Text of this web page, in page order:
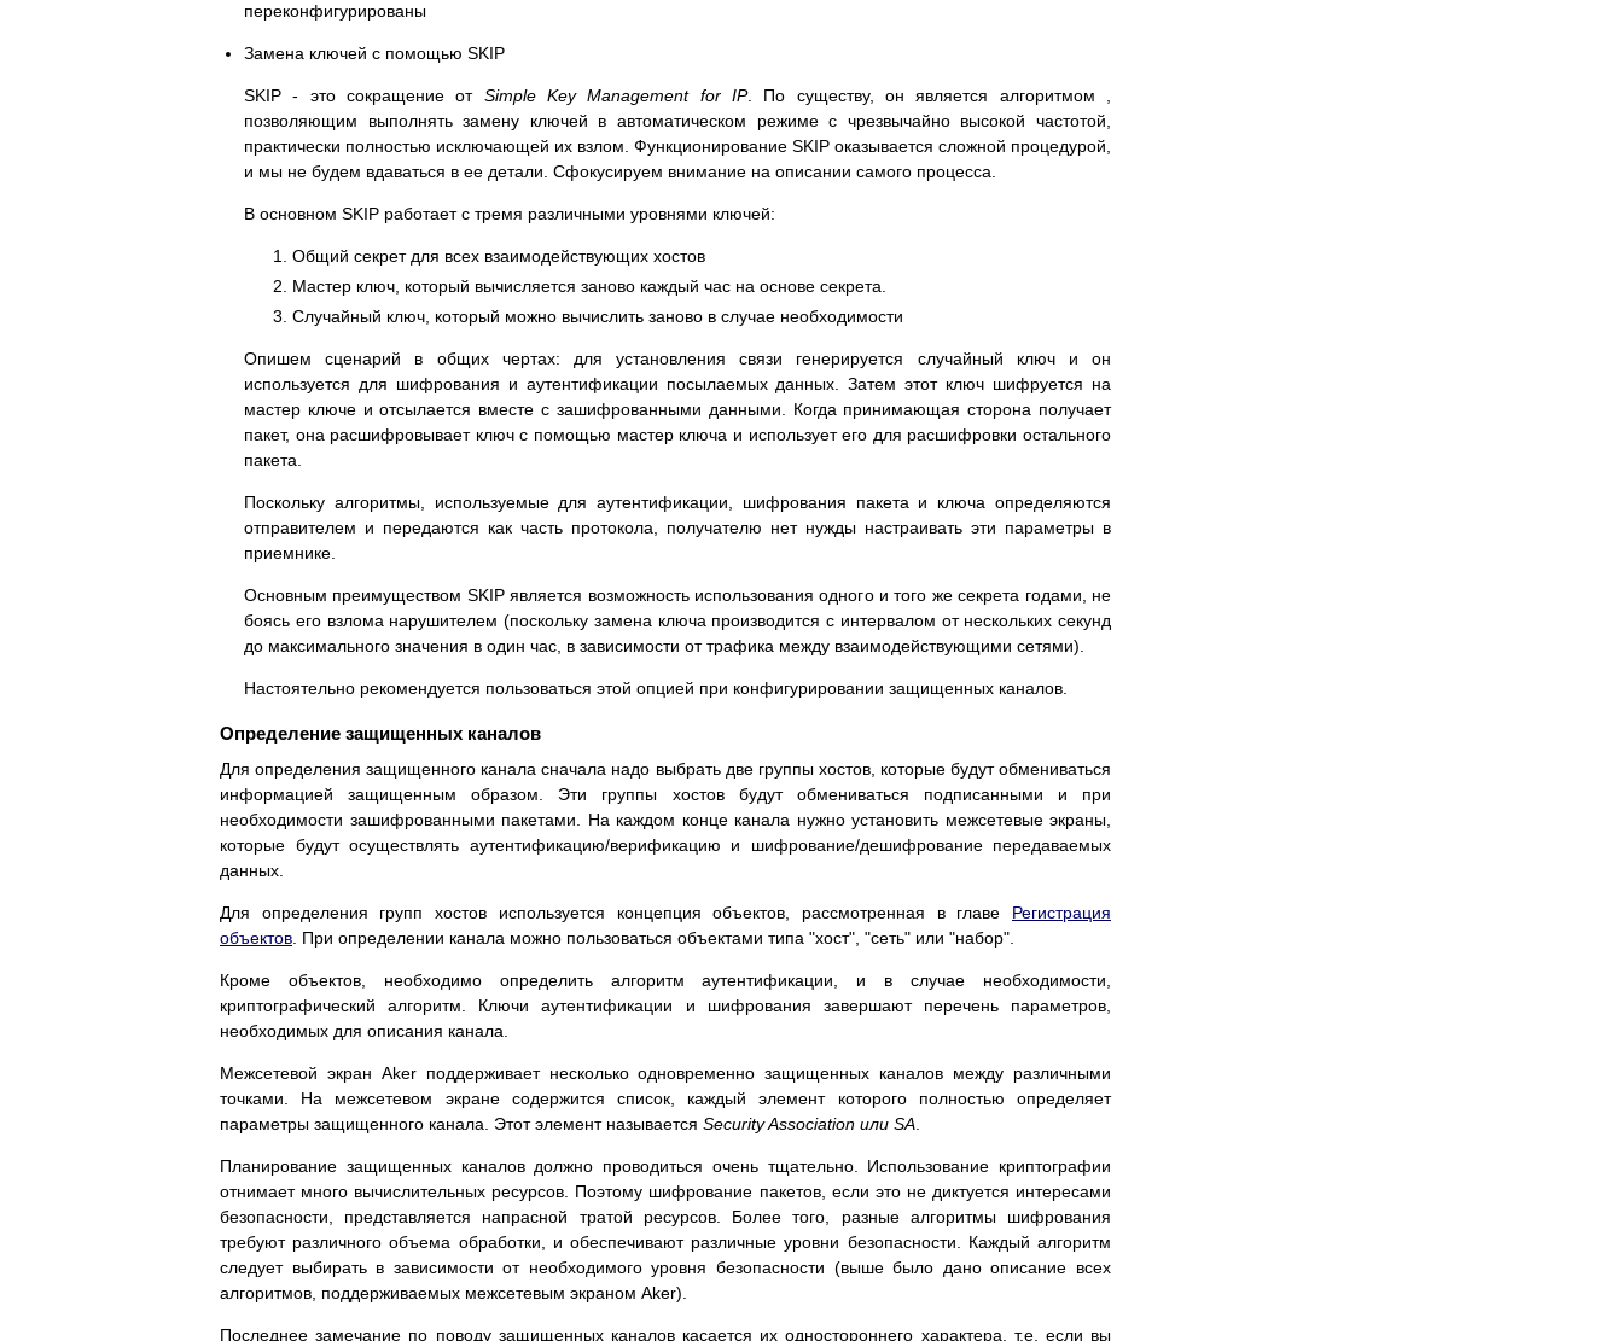
переконфигурированы
Замена ключей с помощью SKIP
SKIP - это сокращение от Simple Key Management for IP. По существу, он является алгоритмом ,
позволяющим выполнять замену ключей в автоматическом режиме с чрезвычайно высокой частотой,
практически полностью исключающей их взлом. Функционирование SKIP оказывается сложной процедурой,
и мы не будем вдаваться в ее детали. Сфокусируем внимание на описании самого процесса.
В основном SKIP работает с тремя различными уровнями ключей:
Общий секрет для всех взаимодействующих хостов
Мастер ключ, который вычисляется заново каждый час на основе секрета.
Случайный ключ, который можно вычислить заново в случае необходимости
Опишем сценарий в общих чертах: для установления связи генерируется случайный ключ и он
используется для шифрования и аутентификации посылаемых данных. Затем этот ключ шифруется на
мастер ключе и отсылается вместе с зашифрованными данными. Когда принимающая сторона получает
пакет, она расшифровывает ключ с помощью мастер ключа и использует его для расшифровки остального
пакета.
Поскольку алгоритмы, используемые для аутентификации, шифрования пакета и ключа определяются
отправителем и передаются как часть протокола, получателю нет нужды настраивать эти параметры в
приемнике.
Основным преимуществом SKIP является возможность использования одного и того же секрета годами, не
боясь его взлома нарушителем (поскольку замена ключа производится с интервалом от нескольких секунд
до максимального значения в один час, в зависимости от трафика между взаимодействующими сетями).
Настоятельно рекомендуется пользоваться этой опцией при конфигурировании защищенных каналов.
Определение защищенных каналов
Для определения защищенного канала сначала надо выбрать две группы хостов, которые будут обмениваться
информацией защищенным образом. Эти группы хостов будут обмениваться подписанными и при
необходимости зашифрованными пакетами. На каждом конце канала нужно установить межсетевые экраны,
которые будут осуществлять аутентификацию/верификацию и шифрование/дешифрование передаваемых
данных.
Для определения групп хостов используется концепция объектов, рассмотренная в главе Регистрация
объектов . При определении канала можно пользоваться объектами типа "хост", "сеть" или "набор".
Кроме объектов, необходимо определить алгоритм аутентификации, и в случае необходимости,
криптографический алгоритм. Ключи аутентификации и шифрования завершают перечень параметров,
необходимых для описания канала.
Межсетевой экран Aker поддерживает несколько одновременно защищенных каналов между различными
точками. На межсетевом экране содержится список, каждый элемент которого полностью определяет
параметры защищенного канала. Этот элемент называется Security Association или SA
Планирование защищенных каналов должно проводиться очень тщательно. Использование криптографии
отнимает много вычислительных ресурсов. Поэтому шифрование пакетов, если это не диктуется интересами
безопасности, представляется напрасной тратой ресурсов. Более того, разные алгоритмы шифрования
требуют различного объема обработки, и обеспечивают различные уровни безопасности. Каждый алгоритм
следует выбирать в зависимости от необходимого уровня безопасности (выше было дано описание всех
алгоритмов, поддерживаемых межсетевым экраном Aker).
Последнее замечание по поводу защищенных каналов касается их одностороннего характера, т.е. если вы